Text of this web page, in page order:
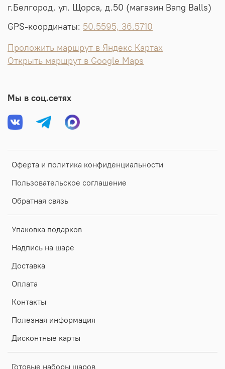
Оферта и политика конфиденциальности
Пользовательское соглашение
Обратная связь
Упаковка подарков
Надпись на шаре
Доставка
Оплата
Контакты
Полезная информация
Дисконтные карты
Готовые наборы шаров
г.Белгород, ул. Щорса, д.50 (магазин Bang Balls)
GPS-координаты: 50.5595, 36.5710
Проложить маршрут в Яндекс Картах
Открыть маршрут в Google Maps
Мы в соц.сетях